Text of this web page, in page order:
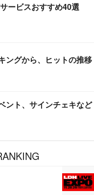
ービスおすすめ40選
ングから、ヒットの推移
ント、サインチェキなど